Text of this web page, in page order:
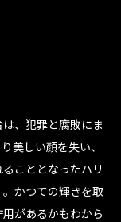
は、犯罪と腐敗にま
美しい顔を失い、
こととなったハリ
かつての輝きを取
があるかもわから